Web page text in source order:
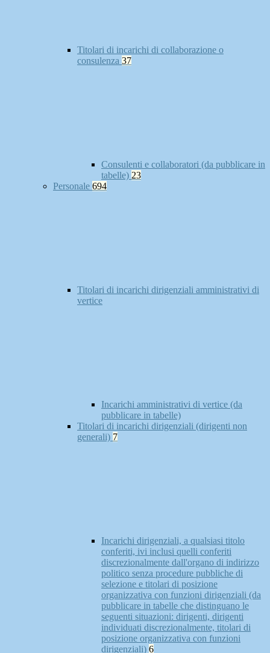
Titolari di incarichi di collaborazione o
consulenza 37
Consulenti e collaboratori (da pubblicare in
tabelle) 23
Personale 694
Titolari di incarichi dirigenziali amministrativi di
vertice
Incarichi amministrativi di vertice (da
pubblicare in tabelle)
Titolari di incarichi dirigenziali (dirigenti non
generali) 7
Incarichi dirigenziali, a qualsiasi titolo
conferiti, ivi inclusi quelli conferiti
discrezionalmente dall'organo di indirizzo
politico senza procedure pubbliche di
selezione e titolari di posizione
organizzativa con funzioni dirigenziali (da
pubblicare in tabelle che distinguano le
seguenti situazioni: dirigenti, dirigenti
individuati discrezionalmente, titolari di
posizione organizzativa con funzioni
dirigenziali) 6